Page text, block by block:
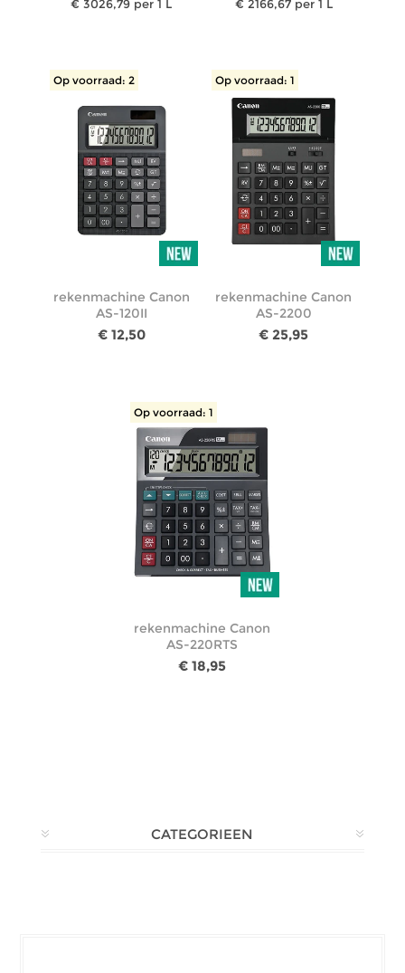
€ 3026,79 per 1 L € 2166,67 per 1 L
Op voorraad: 2
rekenmachine Canon
AS-120II
€ 12,50
Op voorraad: 1
rekenmachine Canon
AS-2200
€ 25,95
Op voorraad: 1
rekenmachine Canon
AS-220RTS
€ 18,95
CATEGORIEEN